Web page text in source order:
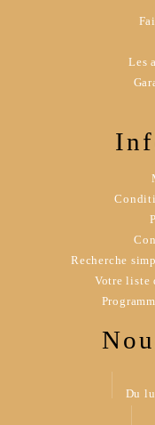
Les
Recherche
Votre liste
Du